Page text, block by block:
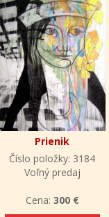
Prienik
Číslo položky: 3184
Voľný predaj
Cena: 300 €